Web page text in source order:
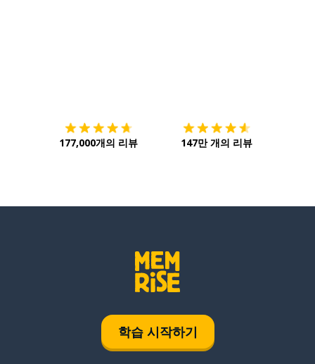
177,000개의 리뷰 147만 개의 리뷰
학습 시작하기